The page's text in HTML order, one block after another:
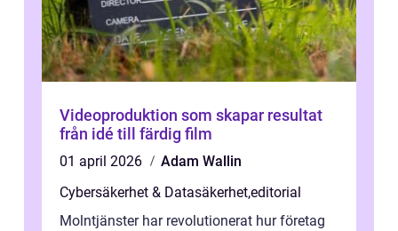
Videoproduktion som skapar resultat
från idé till färdig film
01 april 2026
Adam Wallin
Cybersäkerhet & Datasäkerhet,editorial
Molntjänster har revolutionerat hur företag